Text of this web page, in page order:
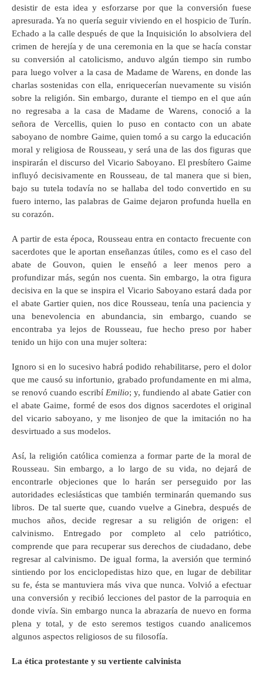
desistir de esta idea y esforzarse por que la conversión fuese
apresurada. Ya no quería seguir viviendo en el hospicio de Turín.
Echado a la calle después de que la Inquisición lo absolviera del
crimen de herejía y de una ceremonia en la que se hacía constar
su conversión al catolicismo, anduvo algún tiempo sin rumbo
para luego volver a la casa de Madame de Warens, en donde las
charlas sostenidas con ella, enriquecerían nuevamente su visión
sobre la religión. Sin embargo, durante el tiempo en el que aún
no regresaba a la casa de Madame de Warens, conoció a la
señora de Vercellis, quien lo puso en contacto con un abate
saboyano de nombre Gaime, quien tomó a su cargo la educación
moral y religiosa de Rousseau, y será una de las dos figuras que
inspirarán el discurso del Vicario Saboyano. El presbítero Gaime
influyó decisivamente en Rousseau, de tal manera que si bien,
bajo su tutela todavía no se hallaba del todo convertido en su
fuero interno, las palabras de Gaime dejaron profunda huella en
su corazón.
A partir de esta época, Rousseau entra en contacto frecuente con
sacerdotes que le aportan enseñanzas útiles, como es el caso del
abate de Gouvon, quien le enseñó a leer menos pero a
profundizar más, según nos cuenta. Sin embargo, la otra figura
decisiva en la que se inspira el Vicario Saboyano estará dada por
el abate Gartier quien, nos dice Rousseau, tenía una paciencia y
una benevolencia en abundancia, sin embargo, cuando se
encontraba ya lejos de Rousseau, fue hecho preso por haber
tenido un hijo con una mujer soltera:
Ignoro si en lo sucesivo habrá podido rehabilitarse, pero el dolor
que me causó su infortunio, grabado profundamente en mi alma,
se renovó cuando escribí Emilio; y, fundiendo al abate Gatier con
el abate Gaime, formé de esos dos dignos sacerdotes el original
del vicario saboyano, y me lisonjeo de que la imitación no ha
desvirtuado a sus modelos.
Así, la religión católica comienza a formar parte de la moral de
Rousseau. Sin embargo, a lo largo de su vida, no dejará de
encontrarle objeciones que lo harán ser perseguido por las
autoridades eclesiásticas que también terminarán quemando sus
libros. De tal suerte que, cuando vuelve a Ginebra, después de
muchos años, decide regresar a su religión de origen: el
calvinismo. Entregado por completo al celo patriótico,
comprende que para recuperar sus derechos de ciudadano, debe
regresar al calvinismo. De igual forma, la aversión que terminó
sintiendo por los enciclopedistas hizo que, en lugar de debilitar
su fe, ésta se mantuviera más viva que nunca. Volvió a efectuar
una conversión y recibió lecciones del pastor de la parroquia en
donde vivía. Sin embargo nunca la abrazaría de nuevo en forma
plena y total, y de esto seremos testigos cuando analicemos
algunos aspectos religiosos de su filosofía.
La ética protestante y su vertiente calvinista